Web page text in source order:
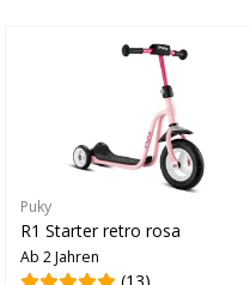
Puky
R1 Starter retro rosa
Ab 2 Jahren
(13)